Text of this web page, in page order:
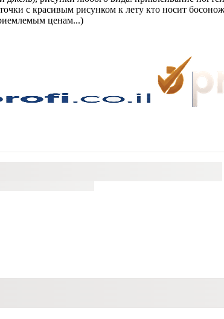
с красивым рисунком к лету кто носит
ценам...)